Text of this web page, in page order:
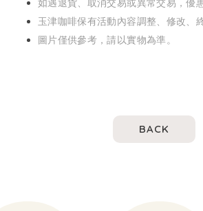
如遇退貨、取消交易或異常交易，優
玉津咖啡保有活動內容調整、修改、
圖片僅供參考，請以實物為準。
BACK